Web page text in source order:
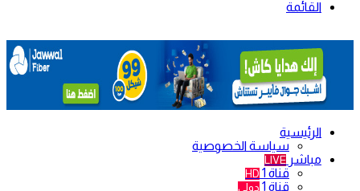
القائمة
الرئيسية
سياسة الخصوصية
مباشر LIVE
قناة 1 HD
قناة 1 دولي